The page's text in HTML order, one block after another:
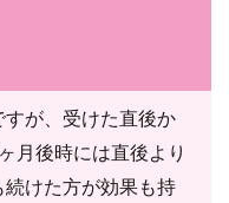
が、受けた直後か
月後時には直後より
続けた方が効果も持